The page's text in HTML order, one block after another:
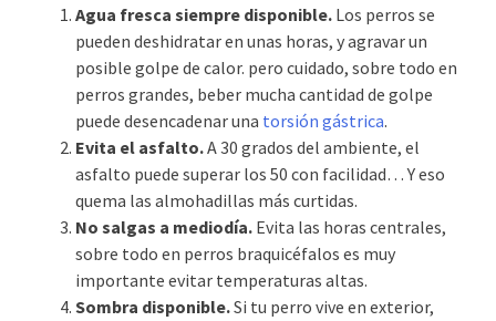
Agua fresca siempre disponible. Los perros se
pueden deshidratar en unas horas, y agravar un
posible golpe de calor. pero cuidado, sobre todo en
perros grandes, beber mucha cantidad de golpe
puede desencadenar una torsión gástrica.
Evita el asfalto.A 30 grados del ambiente, el
asfalto puede superar los 50 con facilidad… Y eso
quema las almohadillas más curtidas.
No salgas a mediodía. Evita las horas centrales,
sobre todo en perros braquicéfalos es muy
importante evitar temperaturas altas.
Sombra disponible.Si tu perro vive en exterior,